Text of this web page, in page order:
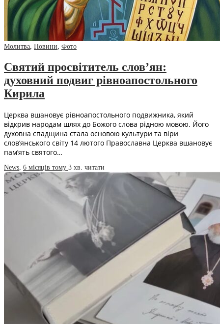
Молитва, Новини, Фото
Святий просвітитель слов’ян:
духовний подвиг рівноапостольного
Кирила
Церква вшановує рівноапостольного подвижника, який
відкрив народам шлях до Божого слова рідною мовою. Його
духовна спадщина стала основою культури та віри
слов’янського світу 14 лютого Православна Церква вшановує
пам’ять святого…
News, 6 місяців тому 3 хв. читати